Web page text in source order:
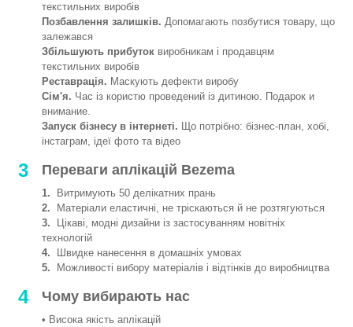
текстильних виробів
Позбавлення залишків. Допомагають позбутися товару, що
залежався
Збільшують прибуток виробникам і продавцям
текстильних виробів
Реставрація. Маскують дефекти виробу
Сім'я. Час із користю проведений із дитиною. Подарок и
внимание.
Запуск бізнесу в інтернеті. Що потрібно: бізнес-план, хобі,
інстаграм, ідеї фото та відео
3 Переваги аплікацій Bezema
1. Витримують 50 делікатних прань
2. Матеріали еластичні, не тріскаються й не розтягуються
3. Цікаві, модні дизайни із застосуванням новітніх
технологій
4. Швидке нанесення в домашніх умовах
5. Можливості вибору матеріалів і відтінків до виробництва
4 Чому вибирають нас
• Висока якість аплікацій